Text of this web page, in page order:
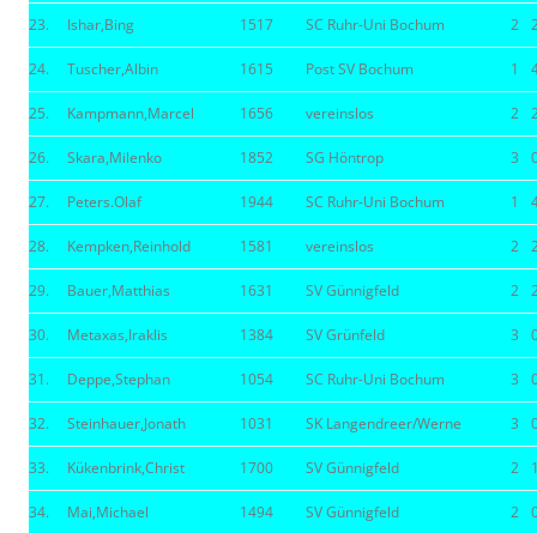
23. Ishar,Bing 1517 SC Ruhr-Uni Bochum 2
24. Tuscher,Albin 1615 Post SV Bochum 1
25. Kampmann,Marcel 1656 vereinslos 2
26. Skara,Milenko 1852 SG Höntrop 3
27. Peters.Olaf 1944 SC Ruhr-Uni Bochum 1
28. Kempken,Reinhold 1581 vereinslos 2
29. Bauer,Matthias 1631 SV Günnigfeld 2
30. Metaxas,Iraklis 1384 SV Grünfeld 3
31. Deppe,Stephan 1054 SC Ruhr-Uni Bochum 3
32. Steinhauer,Jonath 1031 SK Langendreer/Werne 3
33. Kükenbrink,Christ 1700 SV Günnigfeld 2
34. Mai,Michael 1494 SV Günnigfeld 2